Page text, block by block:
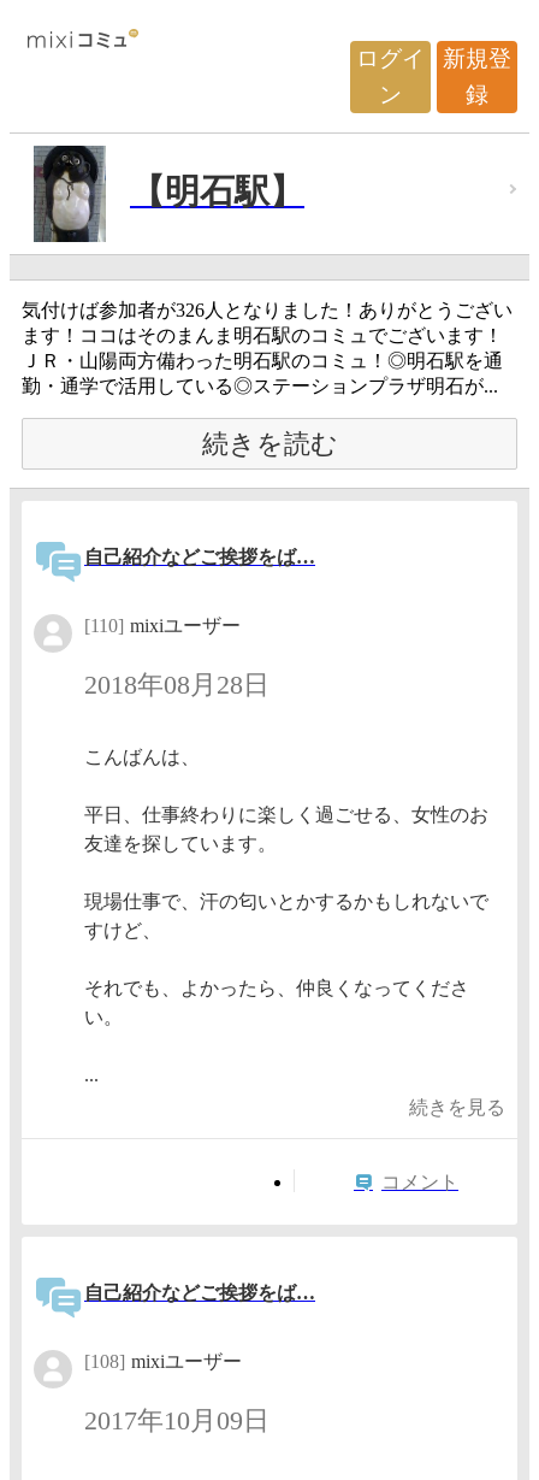
ログイ
ン
新規登
録
【明石駅】
気付けば参加者が326人となりました！ありがとうござい
ます！ココはそのまんま明石駅のコミュでございます！
ＪＲ・山陽両方備わった明石駅のコミュ！◎明石駅を通
勤・通学で活用している◎ステーションプラザ明石が...
続きを読む
自己紹介などご挨拶をば…
[110] mixiユーザー
2018年08月28日
こんばんは、
平日、仕事終わりに楽しく過ごせる、女性のお
友達を探しています。
現場仕事で、汗の匂いとかするかもしれないで
すけど、
それでも、よかったら、仲良くなってくださ
い。
...
続きを見る
コメント
自己紹介などご挨拶をば…
[108] mixiユーザー
2017年10月09日